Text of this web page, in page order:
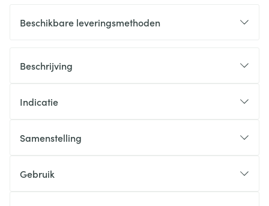
Beschikbare leveringsmethoden
Beschrijving
Indicatie
Samenstelling
Gebruik